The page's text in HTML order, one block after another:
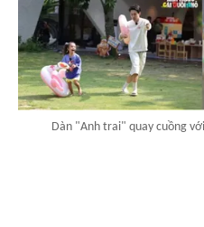
Dàn "Anh trai" quay cuồng